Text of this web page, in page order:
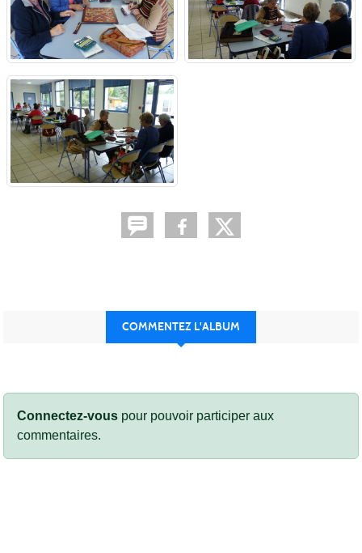
COMMENTEZ L'ALBUM
Connectez-vous pour pouvoir participer aux
commentaires.